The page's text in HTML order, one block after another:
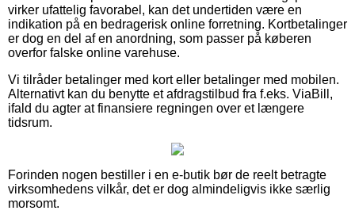
virker ufattelig favorabel, kan det undertiden være en
indikation på en bedragerisk online forretning. Kortbetalinger
er dog en del af en anordning, som passer på køberen
overfor falske online varehuse.
Vi tilråder betalinger med kort eller betalinger med mobilen.
Alternativt kan du benytte et afdragstilbud fra f.eks. ViaBill,
ifald du agter at finansiere regningen over et længere
tidsrum.
Forinden nogen bestiller i en e-butik bør de reelt betragte
virksomhedens vilkår, det er dog almindeligvis ikke særlig
morsomt.